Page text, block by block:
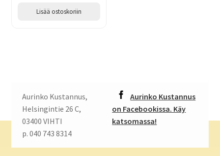
Lisää ostoskoriin
Aurinko Kustannus,
Helsingintie 26 C,
03400 VIHTI
p. 040 743 8314
Aurinko Kustannus
on Facebookissa. Käy
katsomassa!